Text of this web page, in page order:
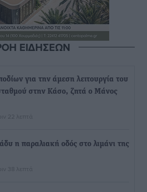
ΕΙΔΗΣΕΩΝ
για την άμεση λειτουργία του
στην Κάσο, ζητά ο Μάνος
22 λεπτά
η παραλιακή οδός στο λιμάνι της
38 λεπτά